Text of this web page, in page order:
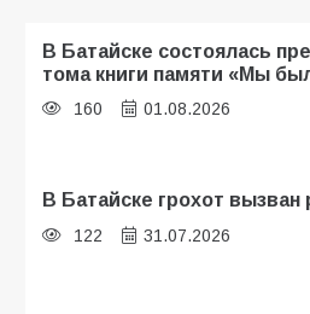
В Батайске состоялась
тома книги памяти «Мы
160 01.08.2026
В Батайске грохот
122 31.07.2026